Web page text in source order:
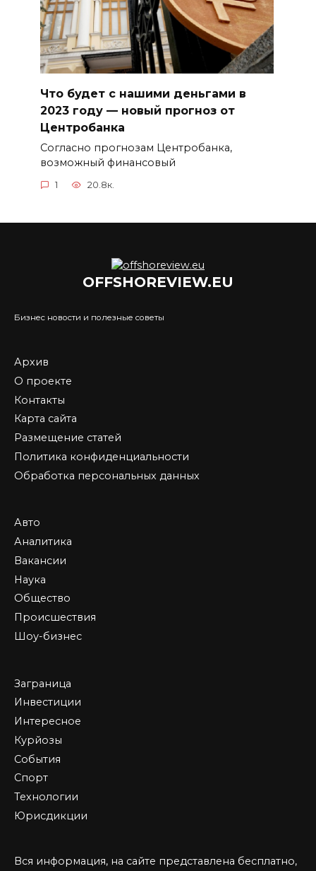
Что будет с нашими деньгами в
2023 году — новый прогноз от
Центробанка
Согласно прогнозам Центробанка,
возможный финансовый
1 20.8к.
OFFSHOREVIEW.EU
Бизнес новости и полезные советы
Архив
О проекте
Контакты
Карта сайта
Размещение статей
Политика конфиденциальности
Обработка персональных данных
Авто
Аналитика
Вакансии
Наука
Общество
Происшествия
Шоу-бизнес
Заграница
Инвестиции
Интересное
Курйозы
События
Спорт
Технологии
Юрисдикции
Вся информация, на сайте представлена бесплатно,